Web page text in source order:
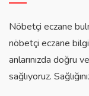
Nöbetçi eczane
nöbetçi eczane
anlarınızda doğru
sağlıyoruz.